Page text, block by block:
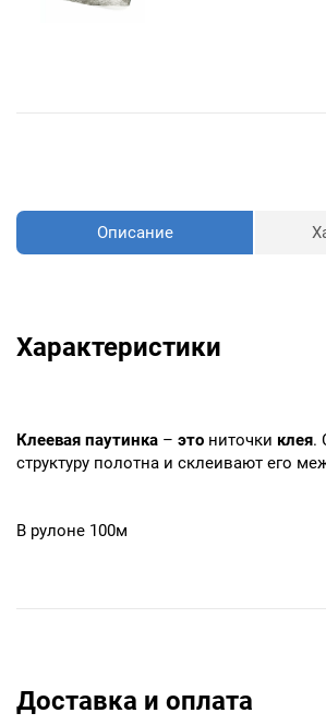
Описание
Характеристики
Клеевая паутинка – это ниточки клея.
структуру полотна и склеивают его
В рулоне 100м
Доставка и оплата